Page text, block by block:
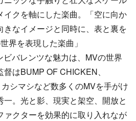
イクを軸にした楽曲。「空に向か
きなイメージと同時に、表と裏を
界を表現した楽曲」
ビバレンツな魅力は、MVの世界
はBUMP OF CHICKEN、
シマシなど数多くのMVを手がけ
。光と影、現実と架空、開放と
ァクターを効果的に取り入れなが